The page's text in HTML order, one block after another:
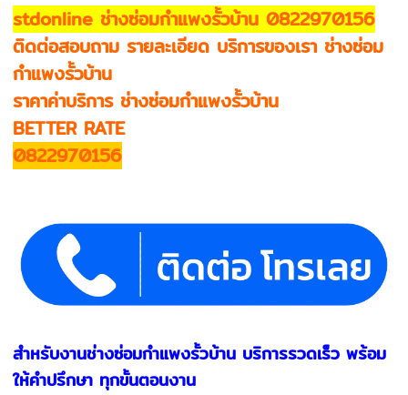
stdonline ช่างซ่อมกำแพงรั้วบ้าน 0822970156
ติดต่อสอบถาม รายละเอียด บริการของเรา ช่างซ่อม
กำแพงรั้วบ้าน
ราคาค่าบริการ ช่างซ่อมกำแพงรั้วบ้าน
BETTER RATE
0822970156
สำหรับงานช่างซ่อมกำแพงรั้วบ้าน บริการรวดเร็ว พร้อม
ให้คำปรึกษา ทุกขั้นตอนงาน